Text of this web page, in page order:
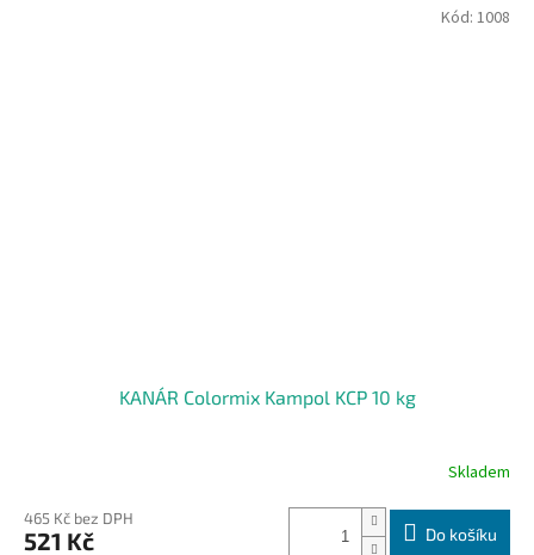
KANÁR Colormix Kampol KCP 10 kg
Skladem
465 Kč bez DPH
521 Kč Do košíku
Kód: 1008